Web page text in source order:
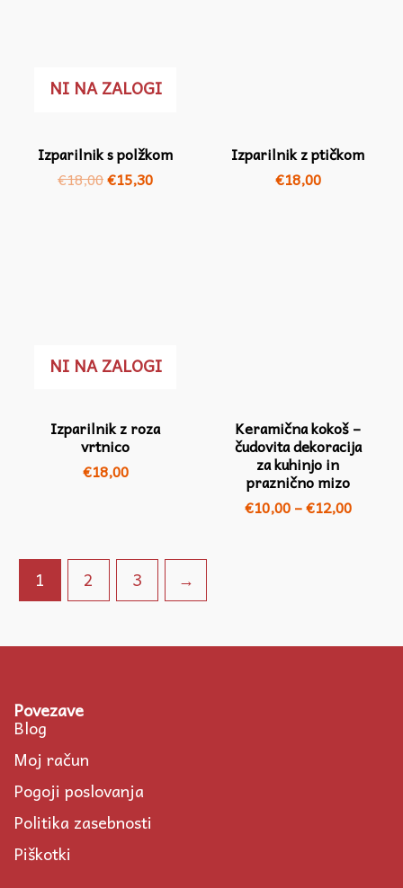
NI NA ZALOGI
Izparilnik s polžkom
€18,00€15,30
Izparilnik z ptičkom
€18,00
NI NA ZALOGI
Izparilnik z roza
vrtnico
€18,00
Keramična kokoš –
čudovita dekoracija
za kuhinjo in
praznično mizo
€10,00 –€12,00
1 2 3 →
Povezave
Blog
Moj račun
Pogoji poslovanja
Politika zasebnosti
Piškotki